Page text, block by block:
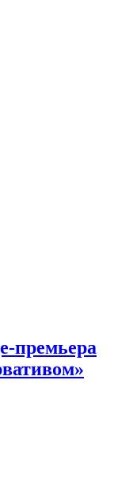
премьера